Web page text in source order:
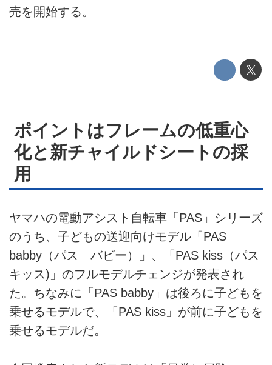
EV
テクノロジー
このメディアについて
利用規約
プライバシーポリシー
ライター名簿
お問い合せ
広告掲載について
売を開始する。
ポイントはフレームの低重心
化と新チャイルドシートの採
用
ヤマハの電動アシスト自転車「PAS」シリーズ
のうち、子どもの送迎向けモデル「PAS
babby（パス バビー）」、「PAS kiss（パス
キッス)」のフルモデルチェンジが発表され
た。ちなみに「PAS babby」は後ろに子どもを
乗せるモデルで、「PAS kiss」が前に子どもを
乗せるモデルだ。